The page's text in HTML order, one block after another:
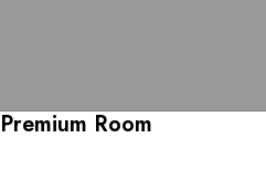
Premium Room